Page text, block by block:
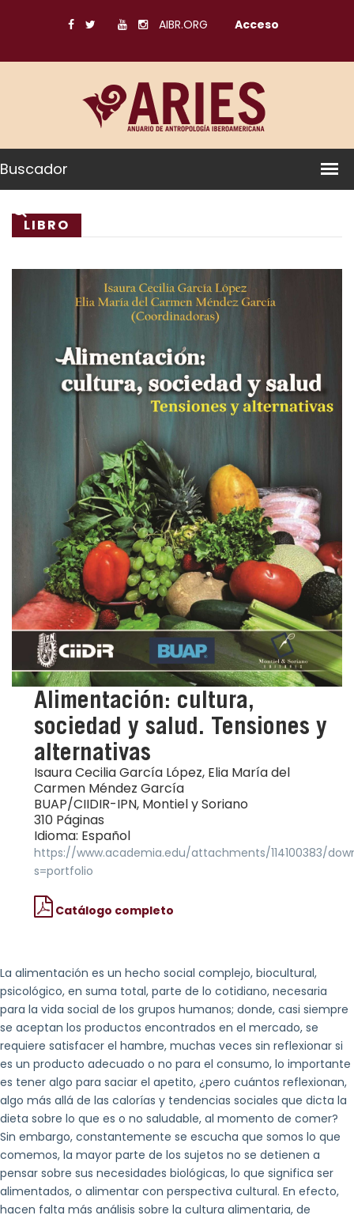
AIBR.ORG Acceso
Buscador
LIBRO
Alimentación: cultura,
sociedad y salud. Tensiones y
alternativas
Isaura Cecilia García López, Elia María del
Carmen Méndez García
BUAP/CIIDIR-IPN, Montiel y Soriano
310 Páginas
Idioma: Español
https://www.academia.edu/attachments/114100383/
s=portfolio
Catálogo completo
La alimentación es un hecho social complejo, biocultural,
psicológico, en suma total, parte de lo cotidiano, necesaria
para la vida social de los grupos humanos; donde, casi siempre
se aceptan los productos encontrados en el mercado, se
requiere satisfacer el hambre, muchas veces sin reflexionar si
es un producto adecuado o no para el consumo, lo importante
es tener algo para saciar el apetito, ¿pero cuántos reflexionan,
algo más allá de las calorías y tendencias sociales que dicta la
dieta sobre lo que es o no saludable, al momento de comer?
Sin embargo, constantemente se escucha que somos lo que
comemos, la mayor parte de los sujetos no se detienen a
pensar sobre sus necesidades biológicas, lo que significa ser
alimentados, o alimentar con perspectiva cultural. En efecto,
hacen falta más análisis sobre la cultura alimentaria, de